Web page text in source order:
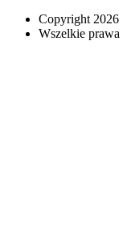
Copyright 2026
Wszelkie prawa